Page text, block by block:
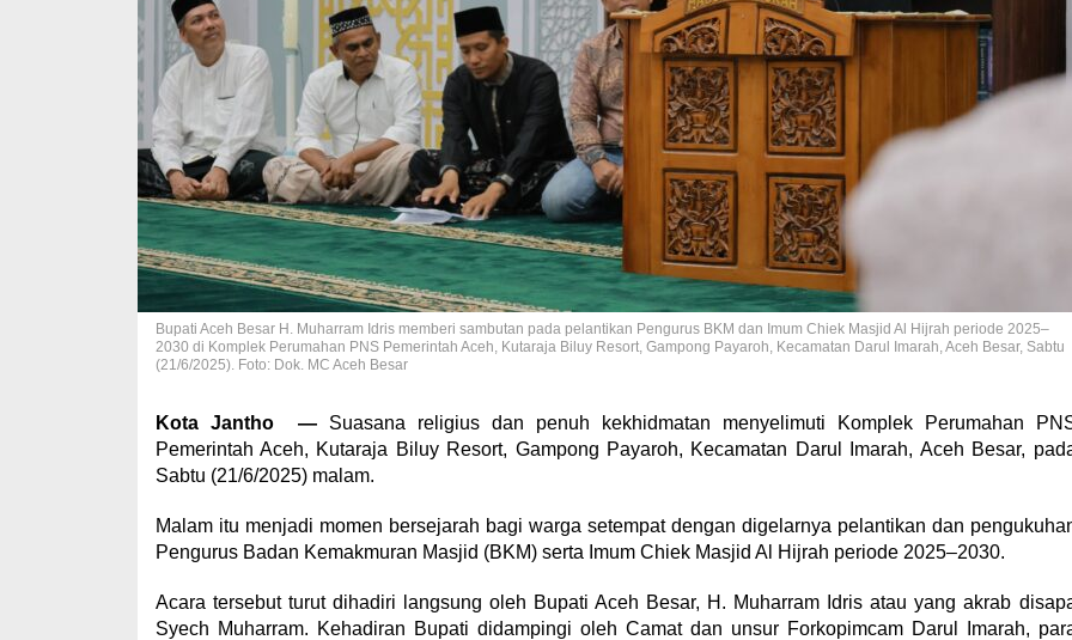
Bupati Aceh Besar H. Muharram Idris memberi sambutan pada pelantikan Pengurus BKM dan Imum Chiek Masjid Al Hijrah periode 2025–
2030 di Komplek Perumahan PNS Pemerintah Aceh, Kutaraja Biluy Resort, Gampong Payaroh, Kecamatan Darul Imarah, Aceh Besar, Sabtu
(21/6/2025). Foto: Dok. MC Aceh Besar
Kota Jantho —Suasana religius dan penuh kekhidmatan menyelimuti Komplek Perumahan
Pemerintah Aceh, Kutaraja Biluy Resort, Gampong Payaroh, Kecamatan Darul Imarah, Aceh Besar,
Sabtu (21/6/2025) malam.
Malam itu menjadi momen bersejarah bagi warga setempat dengan digelarnya pelantikan dan
Pengurus Badan Kemakmuran Masjid (BKM) serta Imum Chiek Masjid Al Hijrah periode 2025–2030.
Acara tersebut turut dihadiri langsung oleh Bupati Aceh Besar, H. Muharram Idris atau yang akrab
Syech Muharram. Kehadiran Bupati didampingi oleh Camat dan unsur Forkopimcam Darul Imarah,